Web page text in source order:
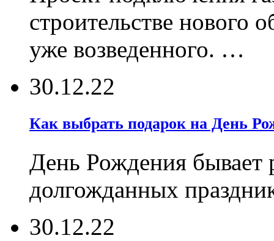
строительстве нового
уже возведенного. …
30.12.22
Как выбрать подарок на День
День Рождения бывает
долгожданных
30.12.22